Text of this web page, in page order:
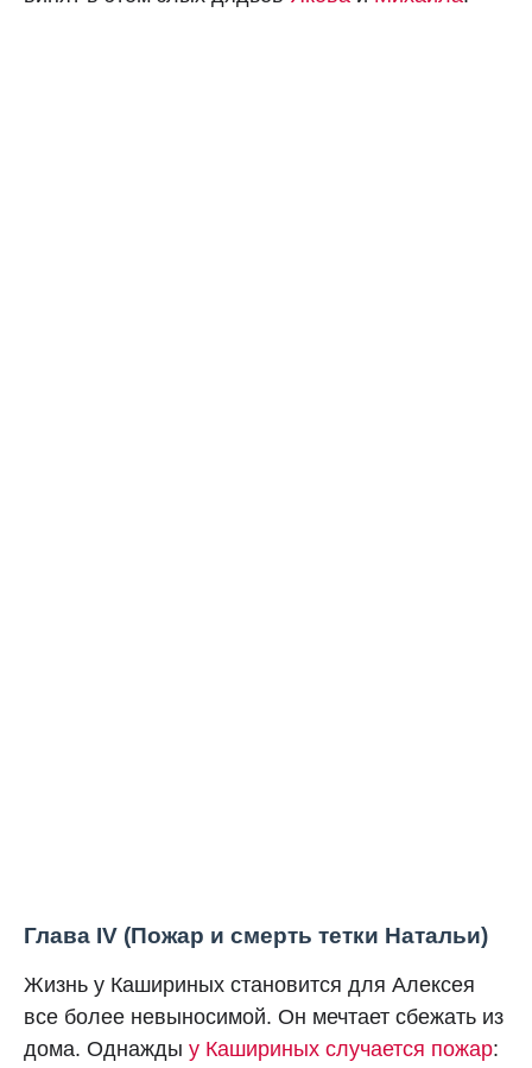
Глава IV (Пожар и смерть тетки Натальи)
Жизнь у Кашириных становится для Алексея
все более невыносимой. Он мечтает сбежать из
дома. Однажды у Кашириных случается пожар: